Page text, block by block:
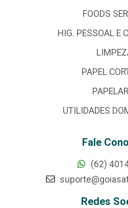
FOODS
HIG. PESSOAL E
PAPEL
UTILIDADES
Fale
(62)
Redes